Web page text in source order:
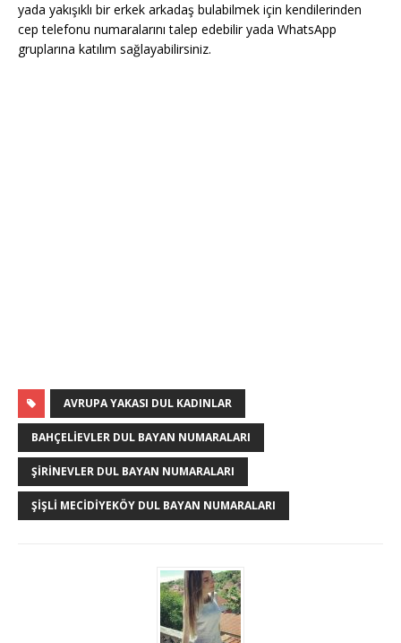
yada yakışıklı bir erkek arkadaş bulabilmek için kendilerinden
cep telefonu numaralarını talep edebilir yada WhatsApp
gruplarına katılım sağlayabilirsiniz.
AVRUPA YAKASI DUL KADINLAR
BAHÇELIEVLER DUL BAYAN NUMARALARI
ŞIRINEVLER DUL BAYAN NUMARALARI
ŞIŞLI MECIDIYEKÖY DUL BAYAN NUMARALARI